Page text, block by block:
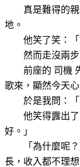
真是難得的親
地。
他笑了笑：「
然而走沒兩
前座的 司機
歌來，顯然今天心
於是我問：
他笑得露出了
好。」
「為什麼呢？
長，收入都不理想